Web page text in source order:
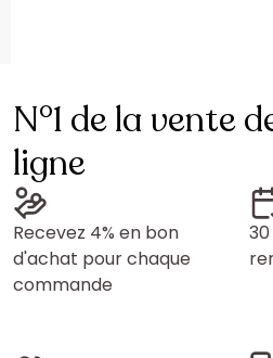
N°1 de la vente
ligne
Recevez 4% en bon
d'achat pour chaque
commande